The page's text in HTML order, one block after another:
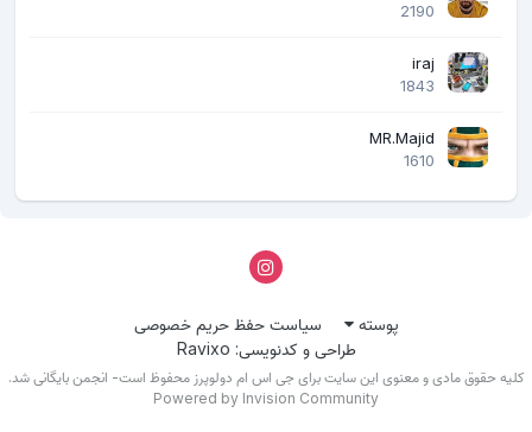
2190
iraj
1843
MR.Majid
1610
پوسته
سیاست حفظ حریم خصوصی
طراحی و کدنویسی: Ravixo
حقوق مادی و معنوی این سایت برای جی اس ام دولوپرز محفوظ است- انجمن بایگانی شد.
Powered by Invision Community